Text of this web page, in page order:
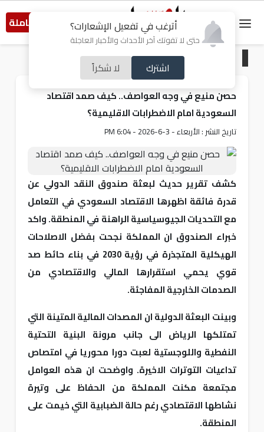
أترغب في تفعيل الإشعارات؟
حتى لا تفوتك آخر الأحداث والأخبار العاجلة
اشترك لا شكراً
النسخة الكاملة
اقتصاد
حصن منيع في وجه العواصف.. كيف صمد اقتصاد
السعودية امام الاضطرابات الاقليمية؟
تاريخ النشر : الأربعاء - 3-6-2026 - 6:04 PM
كشف تقرير حديث لبعثة صندوق النقد الدولي عن
قدرة فائقة اظهرها الاقتصاد السعودي في التعامل
مع التحديات الجيوسياسية الراهنة في المنطقة. واكد
خبراء الصندوق ان المملكة نجحت بفضل الاصلاحات
الهيكلية المتجذرة في رؤية 2030 في بناء حائط صد
قوي يحمي استقرارها المالي والاقتصادي من
الصدمات الخارجية المفاجئة.
وبينت البعثة الدولية ان المصدات المالية المتينة التي
تمتلكها الرياض الى جانب مرونة البنية التحتية
النفطية واللوجستية لعبت دورا محوريا في امتصاص
تداعيات التوترات الاخيرة. واوضحت ان هذه العوامل
مجتمعة مكنت المملكة من الحفاظ على وتيرة
نشاطها الاقتصادي رغم حالة الضبابية التي خيمت على
المنطقة.